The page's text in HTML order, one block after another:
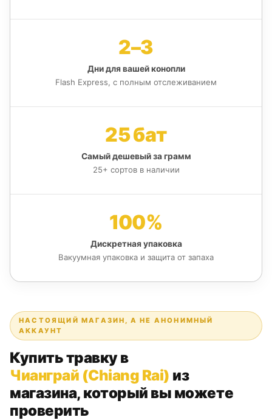
2–3
Дни для вашей конопли
Flash Express, с полным отслеживанием
25 бат
Самый дешевый за грамм
25+ сортов в наличии
100%
Дискретная упаковка
Вакуумная упаковка и защита от запаха
НАСТОЯЩИЙ МАГАЗИН, А НЕ АНОНИМНЫЙ
АККАУНТ
Купить травку в
Чианграй (Chiang Rai) из
магазина, который вы можете
проверить